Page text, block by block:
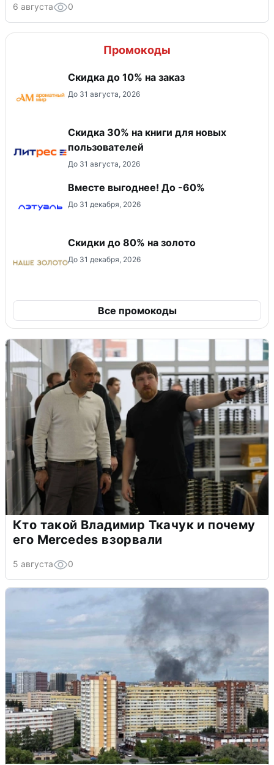
6 августа 0
Промокоды
Скидка до 10% на заказ
До 31 августа, 2026
Скидка 30% на книги для новых
пользователей
До 31 августа, 2026
Вместе выгоднее! До -60%
До 31 декабря, 2026
Скидки до 80% на золото
До 31 декабря, 2026
Все промокоды
Кто такой Владимир Ткачук и почему
его Mercedes взорвали
5 августа 0